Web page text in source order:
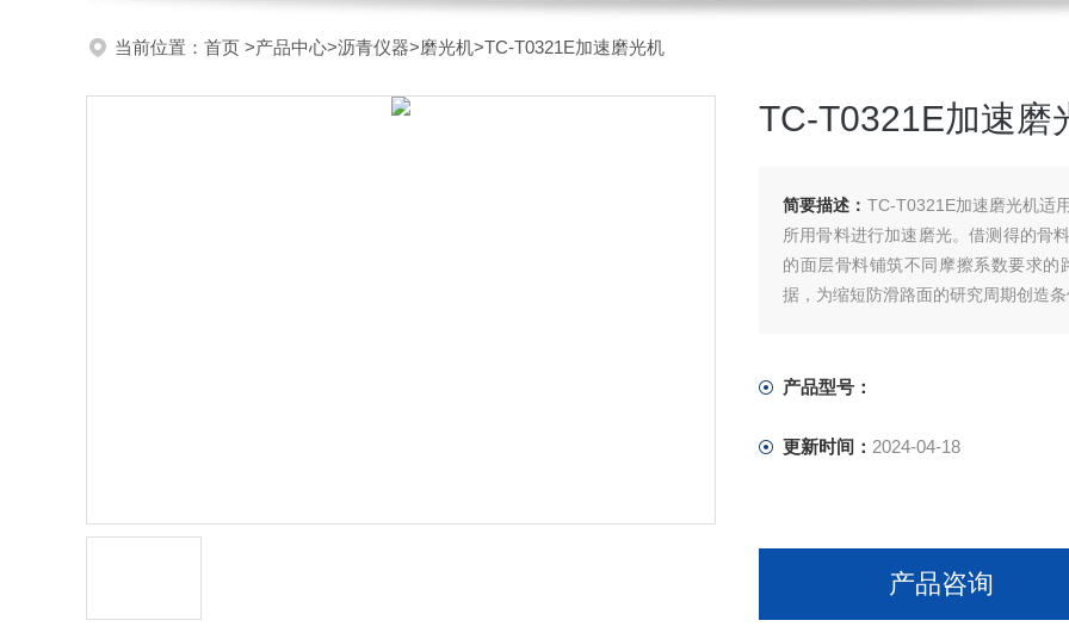
当前位置： 首页 >产品中心>沥青仪器>磨光机>TC-T0321E加速磨光机
TC-T0321E加速磨
简要描述： TC-T0321E加速磨光机适
所用骨料进行加速磨光。借测得的骨
的面层骨料铺筑不同摩擦系数要求
据，为缩短防滑路面的研究周期创造
产品型号：
更新时间： 2024-04-18
产品咨询